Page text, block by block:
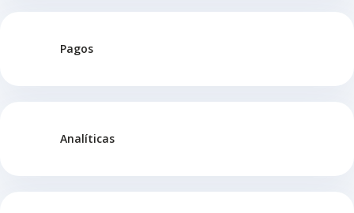
Pagos
Analíticas